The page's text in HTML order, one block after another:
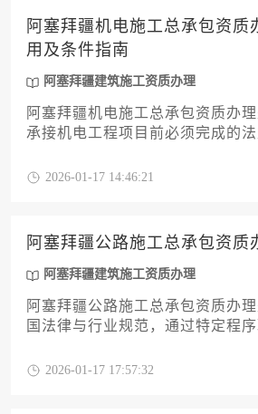
阿塞拜疆机电施工总承包资质
用及条件指南
阿塞拜疆建筑施工资质办理
阿塞拜疆机电施工总承包资质办
承接机电工程项目前必须完成的
用，是进入该国建筑市场的核心
2026-01-17 14:46:21
阿塞拜疆公路施工总承包资质
阿塞拜疆建筑施工资质办理
阿塞拜疆公路施工总承包资质办
国法律与行业规范，通过特定程
此项资质申请全流程服务的技术
2026-01-17 17:57:32